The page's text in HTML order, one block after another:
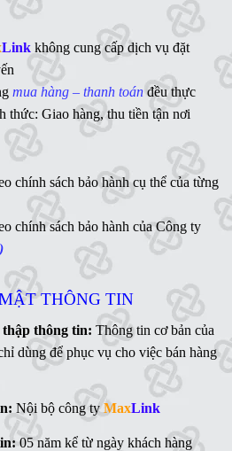
Toshiba,Seagate,
, Linh kiện,....(Ms.
Link không cung cấp dịch vụ đặt
mua hàng – thanh toán đều thực
thức: Giao hàng, thu tiền tận nơi
chính sách bảo hành cụ thể của từng
chính sách bảo hành của Công ty
THÔNG TIN
thông tin: Thông tin cơ bản của
dùng để phục vụ cho việc bán hàng
Nội bộ công tyMaxLink
05 năm kể từ ngày khách hàng